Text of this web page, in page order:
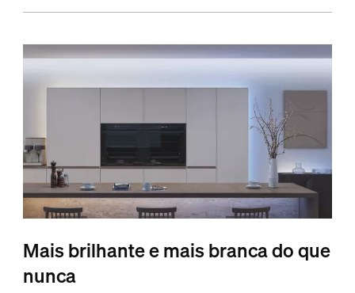
Mais brilhante e mais branca do que
nunca